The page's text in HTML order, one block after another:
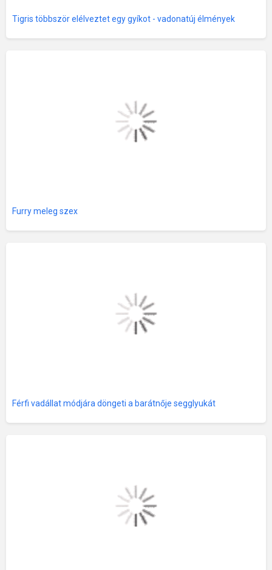
Tigris többször elélveztet egy gyíkot - vadonatúj élmények
Furry meleg szex
Férfi vadállat módjára döngeti a barátnője segglyukát